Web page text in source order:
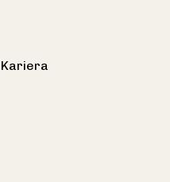
Kariera